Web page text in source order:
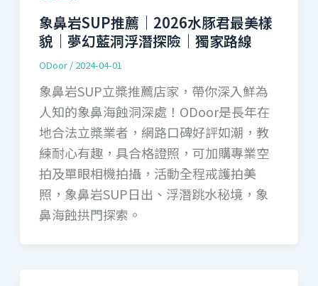
象鼻岩SUP推薦｜2026水豚君最美樣
貌｜夢幻藍洞浮潛探險｜獨家路線
ODoor / 2024-04-01
象鼻岩SUP立槳推薦店家，帶你深入鮮為
人知的象鼻海蝕洞深處！ODoor是長年在
地合法立槳業者，網路口碑好評如潮，教
練耐心有趣，具合格證照，可加購專業空
拍及單眼相機拍攝，活動全程戒護拍美
照，象鼻岩SUP日出、浮潛跳水秘境，象
鼻海蝕拱門探索。